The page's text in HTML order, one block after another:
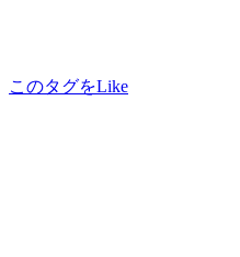
このタグをLike